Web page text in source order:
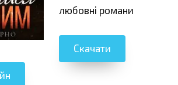
любовні романи
Скачати